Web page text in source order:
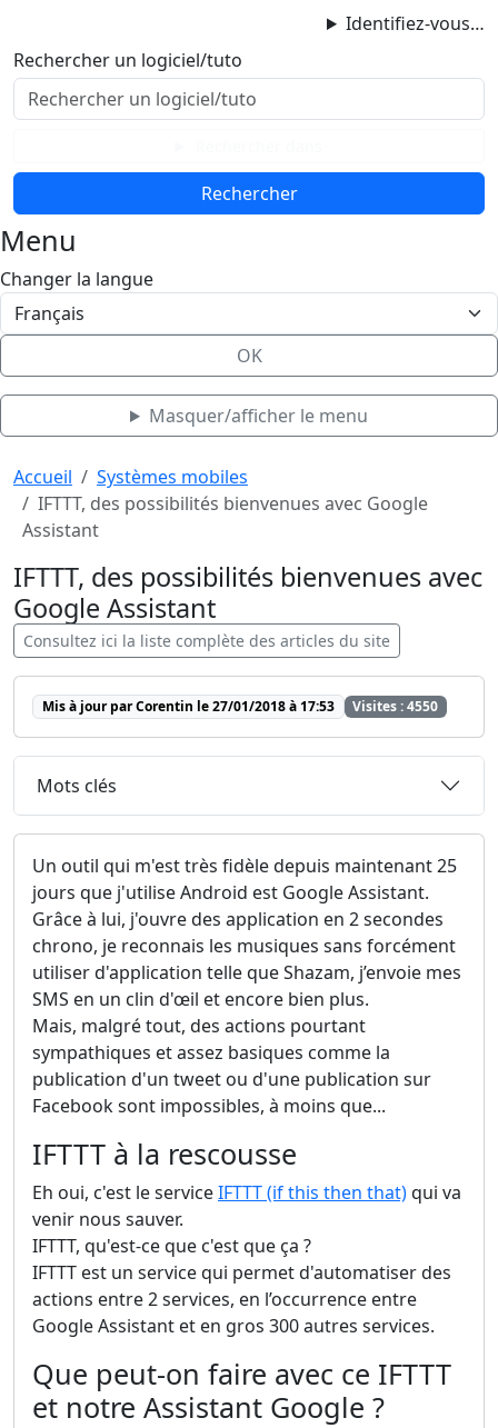
Identifiez-vous…
Contenu principal
Menu
Bas de page
Rechercher un logiciel/tuto
Menu
Changer la langue
OK
Masquer/afficher le menu
Aller au contenu principal
Accueil
Systèmes mobiles
IFTTT, des possibilités bienvenues avec Google
Assistant
IFTTT, des possibilités bienvenues avec
Google Assistant
Consultez ici la liste complète des articles du site
Mis à jour par Corentin le 27/01/2018 à 17:53 Visites : 4550
Mots clés
Un outil qui m'est très fidèle depuis maintenant 25
jours que j'utilise Android est Google Assistant.
Grâce à lui, j'ouvre des application en 2 secondes
chrono, je reconnais les musiques sans forcément
utiliser d'application telle que Shazam, j’envoie mes
SMS en un clin d'œil et encore bien plus.
Mais, malgré tout, des actions pourtant
sympathiques et assez basiques comme la
publication d'un tweet ou d'une publication sur
Facebook sont impossibles, à moins que...
IFTTT à la rescousse
Eh oui, c'est le serviceIFTTT (if this then that)qui va
venir nous sauver.
IFTTT, qu'est-ce que c'est que ça ?
IFTTT est un service qui permet d'automatiser des
actions entre 2 services, en l’occurrence entre
Google Assistant et en gros 300 autres services.
Que peut-on faire avec ce IFTTT
et notre Assistant Google ?